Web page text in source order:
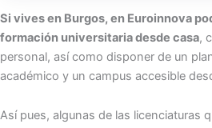
Si vives en Burgos, en Euroinnova
formación universitaria desde casa,
personal, así como disponer de un
académico y un campus accesible
Así pues, algunas de las licenciaturas